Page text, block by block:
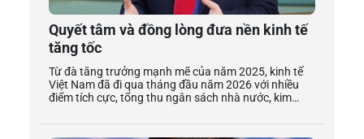
Quyết tâm và đồng lòng đưa nền kinh tế
tăng tốc
Từ đà tăng trưởng mạnh mẽ của năm 2025, kinh tế Việt Nam đã đi qua tháng đầu năm 2026 với nhiều điểm tích cực, tổng thu ngân sách nhà nước, kim ngạch xuất - nhập khẩu hàng hóa đều tăng mạnh so với cùng kỳ năm trước. GS.TS. Hoàng Văn Cường, đại biểu Quốc hội khóa XV, nguyên Phó Hiệu trưởng Trường Đại học Kinh tế Quốc dân cho rằng, dù đã đạt được bước tiến tích cực trong giai đoạn vừa qua song mục tiêu tăng trưởng cao trong giai đoạn 2026-2030 đòi hỏi quyết tâm mạnh mẽ, sự đồng thuận trong thực thi các giải pháp đột phá về phát triển hạ tầng, huy động nguồn lực. GS.TS. Hoàng Văn Cường, đại biểu Quốc hội khóa XV, nguyên Phó Hiệu trưởng Trường Đại học Kinh tế Quốc dân Nền kinh tế Việt Nam đã khép lại năm 2025 và cả chặng đường 2021-2025 với nhiều kết quả ấn tượng. Mở đầu một giai đoạn mới, ông cảm nhận gì về những thành tựu đã đạt được và triển vọng trong thời gian tới? Chúng ta vừa trải qua một năm 2025 đầy khó khăn và thách thức về nhiều phương diện với kinh tế Việt Nam. Trước hết, nền kinh tế có độ mở cao, động lực tăng trưởng phụ thuộc nhiều vào xuất khẩu. Do đó, việc Mỹ áp dụng thuế đối ứng ngay từ đầu năm đã tác động trực tiếp đến động lực tăng trưởng chủ yếu của nền kinh tế. Bên cạnh đó, năm 2025 cũng là năm thiên tai diễn biến phức tạp, bất thường, gây thiệt hại rất lớn. Theo ước tính, tổng thiệt hại do thiên tai lên tới gần 100.000 tỷ đồng, tương đương khoảng 0,7% - 0,8% GDP. Năm qua cũng ghi nhận Việt Nam thực hiện cải cách, sắp xếp, tinh gọn mạnh mẽ trên nhiều lĩnh vực, từ tổ chức bộ máy quản lý nhà nước, đến thể chế, pháp luật. Quá trình cải tổ sâu rộng này là vô cùng cần thiết, tuy nhiên, cũng đã gây ra những xáo trộn, gián đoạn nhất định trong việc triển khai các nhiệm vụ phát triển kinh tế - xã hội. Trong bối cảnh khó khăn như vậy, việc tăng trưởng GDP năm 2025 đạt 8,02% là một kết quả rất ấn tượng, thậm chí vượt xa nhiều dự báo ban đầu. Từ kết quả năm 2025, nhìn lại cả chu kỳ kinh tế đầy biến động 2021-2025 cho thấy sự kiên cường của Việt Nam. Từ một nền kinh tế bị “ngưng trệ” bởi đại dịch, Việt Nam đã thực hiện một cuộc lội ngược dòng để khẳng định vị thế là điểm sáng tăng trưởng của khu vực. Đầu nhiệm kỳ, đại dịch COVID bùng phát, ảnh hưởng toàn thế giới và gây ra những thách thức chưa từng có tiền lệ, dẫn đến tình trạng suy thoái kinh tế, lạm phát tăng cao ở nhiều quốc gia, tác động bất lợi với kinh tế Việt Nam. Khi nền kinh tế bắt đầu hồi phục tích cực thì chính sách thuế đối ứng của Mỹ và các bất ổn địa chính trị toàn cầu, thiên tai nặng nề đã giáng sức cản lớn, đe dọa tăng trưởng của nền kinh tế. Tuy vậy, Việt Nam luôn giữ được vị thế là ngôi sao sáng trên bầu trời tăng trưởng kinh tế thế giới. Trong giai đoạn đại dịch COVID, nhiều quốc gia tăng trưởng “âm” nhưng kinh tế Việt Nam vẫn giữ xu hướng đi lên với mức tăng trưởng thấp nhất là 2,58% vào năm 2021, sau đó liên tục phục hồi và tăng cao. Năm nay, dù phải đối mặt với nhiều khó khăn như vậy song tăng trưởng kinh tế vẫn đạt trên 8,02%. Nền kinh tế liên tục trên đà hồi phục tích cực, tiềm lực ngày càng được củng cố, tạo nền tảng vững chắc cho đà tăng trưởng giai đoạn 2026-2030. Với đà tăng trưởng như vậy, đến cuối năm 2025, quy mô GDP vượt mốc 514 tỷ USD, tăng khoảng 2,6 lần so với 10 năm trước và tăng gần gấp đôi so với đầu nhiệm kỳ. Tốc độ tăng trưởng ấn tượng này tương đồng với giai đoạn phát triển của một số quốc gia từ nước có thu nhập thấp sang nhóm quốc gia có thu nhập cao và phát triển tích cực sau đó. Việt Nam cũng đang tiếp cận quy luật này. Những điểm ấn tượng nhất trong cả giai đoạn là kinh tế vĩ mô luôn ổn định, môi trường đầu tư liên tục được cải thiện, trở thành điểm thu hút vốn đầu tư của thế giới và tạo tiềm năng phát triển mạnh mẽ. Bên cạnh đó, nền kinh tế bắt đầu có sự thay đổi theo một số động lực tăng trưởng mới từ kinh tế số, kinh tế xanh. Chủ trương đổi mới sáng tạo, phát triển mạnh khoa học công nghệ đã có những kết quả bước đầu, tạo điều kiện cho tăng trưởng cao dựa trên khoa học công nghệ và đổi mới sáng tạo trong giai đoạn tới. Nghị quyết về kế hoạch phát triển kinh tế - xã hội năm 2026 đã được Quốc hội thông qua với mục tiêu phấn đấu tốc độ tăng tổng sản phẩm trong nước (GDP) năm 2026 từ 10% trở lên. Từ chặng đường 5 năm qua, ông đánh giá như thế nào về triển vọng đạt mục tiêu này? Nghị quyết về kế hoạch phát triển kinh tế - xã hội năm 2026 đã được Quốc hội thông qua, xác định 2026 là năm có ý nghĩa quan trọng; là năm đầu triển khai Kế hoạch phát triển kinh tế - xã hội 5 năm 2026-2030, đất nước bước vào kỷ nguyên vươn mình phát triển giàu mạnh, thịnh vượng. Theo đó, tốc độ tăng tổng sản phẩm trong nước (GDP) năm 2026 phấn đấu từ 10% trở lên; GDP bình quân đầu người đạt 5.400 - 5.500 USD. Đặc biệt, mục tiêu tăng trưởng GDP năm 2026 từ 10% trở lên, mở ra kỳ vọng về một giai đoạn phát triển bứt phá của nền kinh tế. Mục tiêu tăng trưởng năm 2026 10% là rất thách thức, đặc biệt trên nền tảng tăng trưởng năm 2025 chỉ đạt hơn 8%, trong khi các động lực truyền thống hiện đã được khai thác tối đa, gần chạm ngưỡng. Năm 2026 muốn vượt qua thách thức phải làm mới động lực tăng trưởng cũ bằng cách khơi thông các nguồn lực, tiếp tục gỡ vướng pháp lý cho các dự án tồn đọng. Đồng thời, phải kết hợp giữa đầu tư công và đầu tư tư nhân để huy động nhiều hơn các nguồn lực xã hội. Bên cạnh đó, cần ưu tiên, chú trọng tới các động lực mới để chuyển đổi sang nền kinh tế mới dựa vào khoa học công nghệ, làm chủ chuỗi giá trị trong các lĩnh vực mới. Kinh nghiệm quốc tế cho thấy, không quốc gia nào vượt qua bẫy thu nhập trung bình chỉ bằng tăng trưởng trung bình. Muốn bước sang nhóm nước thu nhập cao, cần một giai đoạn bứt phá với tốc độ tăng trưởng hai con số. Việt Nam đang đứng trước một cơ hội phát triển hiếm có trong lịch sử, khi Cách mạng công nghiệp lần thứ tư mở ra một “vạch xuất phát mới” cho hầu hết các quốc gia. Trong các lĩnh vực như kinh tế số, kinh tế xanh, trí tuệ nhân tạo hay tự động hóa, khoảng cách giữa các nước không còn quá xa. Ai tiếp cận nhanh hơn, lựa chọn đúng trọng tâm hơn, người đó sẽ có khả năng bứt phá. Trong chặng đường trước mắt, theo ông, lợi thế của Việt Nam là gì? Lợi thế lớn của Việt Nam trong giai đoạn này chính là con người. Nguồn nhân lực Việt Nam có trí tuệ tốt, khả năng thích ứng cao và tinh thần học hỏi mạnh mẽ. Đây là nền tảng quan trọng để đất nước có thể tận dụng cơ hội từ cuộc cách mạng công nghiệp mới. Tuy nhiên, để biến tiềm năng thành hiện thực, Việt Nam không có con đường nào khác ngoài việc phát triển dựa vào khoa học - công nghệ và đổi mới sáng tạo. Vấn đề đặt ra là, rào cản lớn nhất hiện nay không nằm ở công nghệ, mà nằm ở thể chế và tư duy quản lý. Đổi mới sáng tạo luôn đi kèm với rủi ro. Muốn có cái mới thì phải chấp nhận thử nghiệm, chấp nhận khả năng sai. Tuy nhiên, trong thực tế, rủi ro lớn nhất không phải là rủi ro công nghệ, mà là rủi ro của người ra quyết định. Người cán bộ dám nghĩ, dám làm, dám ký, dám chịu trách nhiệm cho những cách làm mới hiện nay vẫn chưa thực sự được bảo vệ bằng một cơ chế đủ rõ ràng. Bên cạnh đó, cần tiếp tục cải cách thể chế, đầu tư hạ tầng. Hạ tầng ngày nay không chỉ là đường sá, sân bay hay cảng biển mà còn là hạ tầng số, hạ tầng dữ liệu, trung tâm dữ liệu quốc gia, hạ tầng viễn thông và công nghệ thông tin. Muốn phát triển kinh tế số, kinh tế tri thức, hạ tầng số phải được đầu tư đồng bộ và đi trước một bước. Để thực hiện những chiến lược phát triển như vậy, nguồn lực tài chính được đánh giá là rất quan trọng. Ông đánh giá như thế nào về khả năng huy động nguồn lực tài chính cho mục tiêu tăng trưởng của giai đoạn 2026-2030? Với tốc độ tăng trưởng GDP trung bình lên đến 6,3% cho cả giai đoạn 2021-2025, quy mô và nguồn lực tài chính của nền kinh tế đã tăng mạnh so với giai đoạn trước. Về ngân sách nhà nước, thu ngân sách tăng mạnh là nguồn lực quan trọng trước hết cho giai đoạn tiếp theo. Đáng chú ý, nguồn thu ngân sách nhà nước tăng mạnh, đồng thời cơ cấu thu tiếp tục chuyển dịch theo hướng bền vững, trong đó khu vực sản xuất kinh doanh giữ vai trò chủ đạo. Đồng thời, chi ngân sách được cơ cấu lại theo hướng tiết kiệm chi hành chính, tăng chi cho đầu tư phát triển và an sinh xã hội. Chi đầu tư phát triển đạt khoảng 32% - 33% tổng chi ngân sách nhà nước, trong khi bội chi và nợ công được kiểm soát trong ngưỡng an toàn. Trong giai đoạn 2021-2025, ngân sách nhà nước dành nguồn lực lớn để miễn, giảm, gia hạn thuế, phí với tổng quy mô khoảng 1,1 triệu tỷ đồng, góp phần hỗ trợ doanh nghiệp, người dân và thúc đẩy phục hồi, tăng trưởng kinh tế. Mặt khác, thu ngân sách nhà nước tăng trưởng cao cùng với việc tiết kiệm chi đã tạo được nguồn vốn đầu tư lớn cho tăng trưởng. Tổng vốn đầu tư công dự kiến rót vào nền kinh tế năm 2026 lên mức trên 1 triệu tỷ đồng, tăng khoảng 10% so với năm 2025. Điểm tích cực là đầu tư công đang được điều tiết có trọng tâm trọng điểm, tập trung vào nhiều công trình hạ tầng cốt lõi - xương sống, đặc biệt là hệ thống cao tốc, mạng lưới đường bộ kết nối, các cảng hàng không, cảng biển. Bên cạnh đó, nguồn lực tài chính mạnh mẽ từ thu ngân sách nhà nước tốt giúp Chính phủ chủ động trong việc điều hành, không bị áp lực bởi bội chi, từ đó giữ vững ổn định kinh tế vĩ mô và kiểm soát lạm phát hiệu quả. Ở khía cạnh khác, nguồn lực đầu tư từ xã hội vào nền kinh tế cũng rất lớn. Trong đó, vốn tín dụng từ ngân hàng lên đến hơn 10 triệu tỷ đồng trong cả giai đoạn 2021-2025 đã đóng góp không nhỏ cho tăng trưởng. Ngoài ra, vốn từ thị trường chứng khoán cũng hỗ trợ tích cực cho nền kinh tế, kỳ vọng sẽ đóng góp nhiều hơn từ triển vọng nâng hạng thị trường, tạo sức hút với các nhà đầu tư trong nước và quốc tế và sự cải thiện mạnh mẽ hơn của thị trường trái phiếu doanh nghiệp. Một kênh huy động vốn tiềm năng khác là các quỹ đầu tư nhưng hoạt động còn rời rạc, chưa phát huy vai trò trong nền kinh tế đang phát triển mạnh mẽ hiện nay. Để phát triển các quỹ đầu tư tại Việt Nam đạt đến quy mô tương xứng với mục tiêu tăng trưởng kinh tế giai đoạn 2026-2030, cần một chiến lược đồng bộ từ phía Nhà nước và nội lực của các công ty quản lý quỹ. Trong đó, cần có các h